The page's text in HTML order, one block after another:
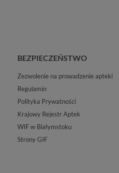
BEZPIECZEŃSTWO
Zezwolenie na prowadzenie apteki
Regulamin
Polityka Prywatności
Krajowy Rejestr Aptek
WIF w Białymstoku
Strony GIF